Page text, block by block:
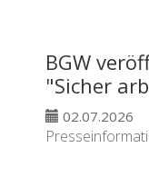
BGW
"Sicher
02.07.2026